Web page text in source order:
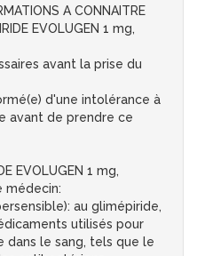
A CONNAITRE
EVOLUGEN 1 mg,
avant la prise du
d'une intolérance à
avant de prendre ce
EVOLUGEN 1 mg,
médecin:
au glimépiride,
utilisés pour
dans le sang, tels que le